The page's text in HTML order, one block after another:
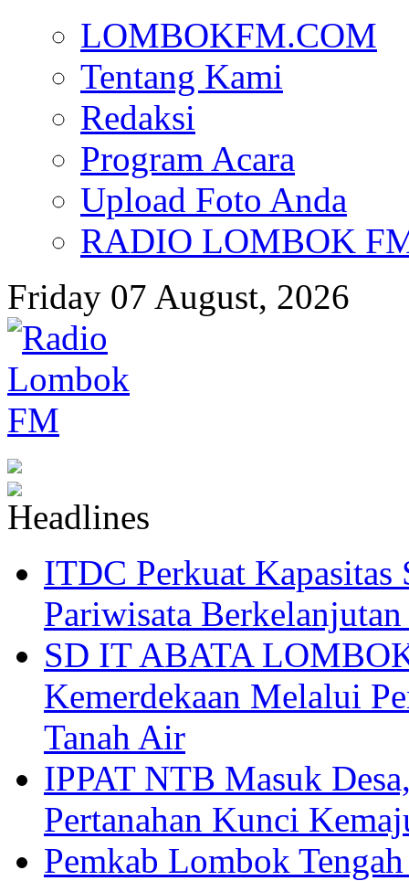
LOMBOKFM.COM
Tentang Kami
Redaksi
Program Acara
Upload Foto Anda
RADIO LOMBOK
Friday 07 August, 2026
ITDC Perkuat
Pariwisata
SD IT ABATA
Kemerdekaan Melalui
Tanah Air
IPPAT NTB Masuk
Pertanahan Kunci
Pemkab Lombok